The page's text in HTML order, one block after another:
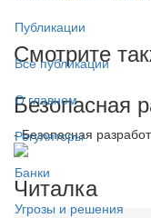
Публикации
Все публикации
О главном
Регуляторы
Банки
Угрозы и решения
Смотрите
Безопасная
- Безопасная
Читалка